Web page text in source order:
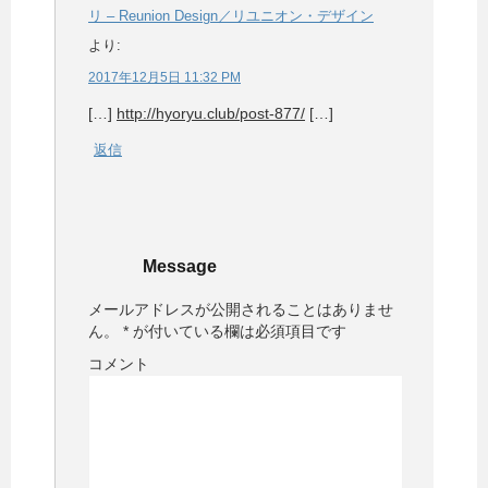
リ – Reunion Design／リユニオン・デザイン
より:
2017年12月5日 11:32 PM
[…] http://hyoryu.club/post-877/ […]
返信
Message
メールアドレスが公開されることはありませ
ん。
* が付いている欄は必須項目です
コメント